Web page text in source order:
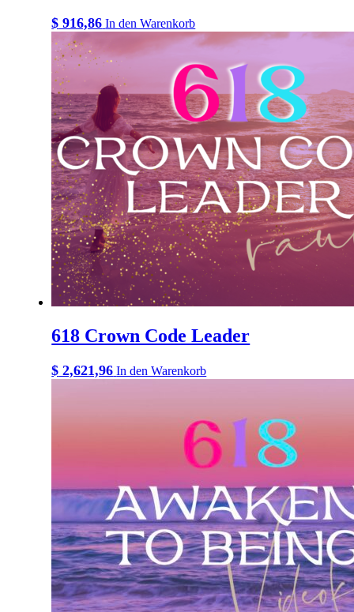
$ 916,86 In den Warenkorb
618 Crown Code Leader
$ 2,621,96 In den Warenkorb